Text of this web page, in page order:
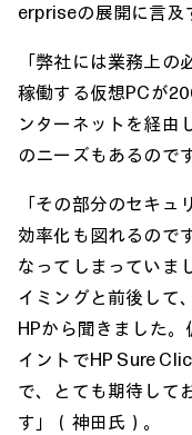
erpriseの展開に言及
「弊社には業務上
稼働する仮想PCが
ンターネットを経由
のニーズもあるので
「その部分のセキ
効率化も図れるので
なってしまっていま
イミングと前後して
HPから聞きました
イントでHP Sure
で、とても期待して
す」（神田氏）。